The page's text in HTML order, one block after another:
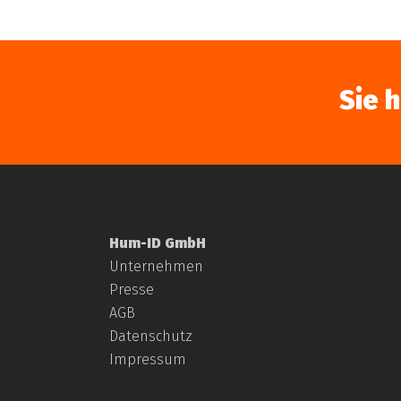
Sie
Hum-ID GmbH
Unternehmen
Presse
AGB
Datenschutz
Impressum